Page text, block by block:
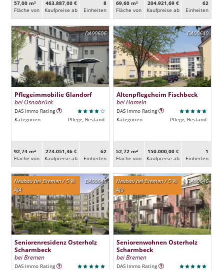
57,00 m²
Fläche von
463.887,00 €
Kaufpreise ab
8
Ein­heiten
69,60 m²
Fläche von
204.921,69 €
Kaufpreise ab
62
Ein­heiten
DA00606
Pflegeimmobilie Glandorf
bei Osnabrück
DAS Immo Rating
Kategorien
Pflege, Bestand
92,74 m²
Fläche von
273.051,36 €
Kaufpreise ab
62
Ein­heiten
DA00640
Altenpflegeheim Fischbeck
bei Hameln
DAS Immo Rating
Kategorien
Pflege, Bestand
52,72 m²
Fläche von
150.000,00 €
Kaufpreise ab
1
Ein­heiten
DA00645
Neubau bei Bremen / 5 %
AfA
Seniorenresidenz Osterholz
Scharmbeck
bei Bremen
DAS Immo Rating
DA00646
Neubau bei Bremen / 5 %
Afa
Seniorenwohnen Osterholz
Scharmbeck
bei Bremen
DAS Immo Rating